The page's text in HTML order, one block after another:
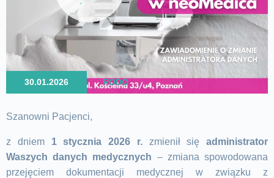
30.01.2026 RODO
Szanowni Pacjenci,
z dniem 1 stycznia 2026 r.zmienił się administrator
Waszych danych medycznych – zmiana spowodowana
przejęciem dokumentacji medycznej w związku z